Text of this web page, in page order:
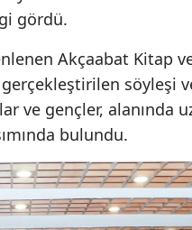
gördü.
Akçaabat Kitap
söyleşi
ve gençler, alanında
bulundu.